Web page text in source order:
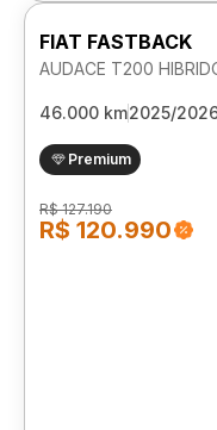
FIAT FASTBACK
AUDACE T200
46.000 km2025/
Premium
R$ 127.190
R$ 120.990